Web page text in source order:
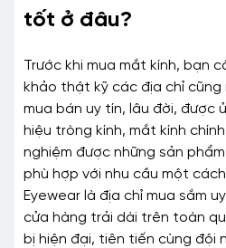
tốt ở đâu?
Trước khi mua mắt kính, bạn
khảo thật kỹ các địa chỉ cũng
mua bán uy tín, lâu đời, được
hiệu tròng kính, mắt kính
nghiệm được những sản
phù hợp với nhu cầu một
Eyewear là địa chỉ mua sắm
cửa hàng trải dài trên toàn
bị hiện đại, tiên tiến cùng đội